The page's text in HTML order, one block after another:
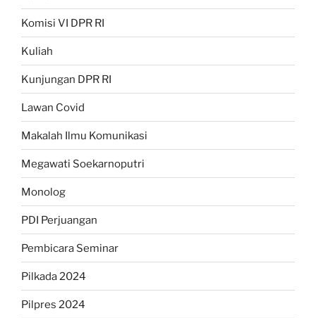
Komisi VI DPR RI
Kuliah
Kunjungan DPR RI
Lawan Covid
Makalah Ilmu Komunikasi
Megawati Soekarnoputri
Monolog
PDI Perjuangan
Pembicara Seminar
Pilkada 2024
Pilpres 2024